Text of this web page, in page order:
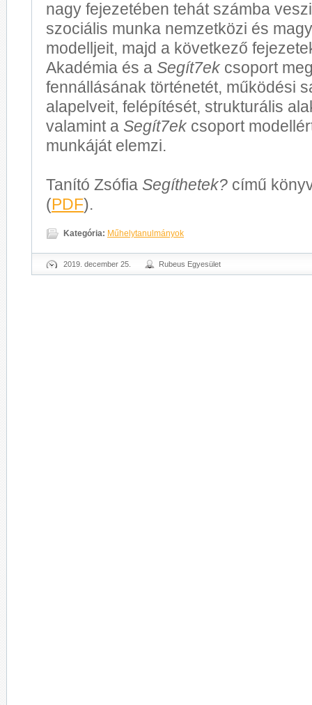
nagy fejezetében tehát számba
szociális munka nemzetközi és
modelljeit, majd a következő
Akadémia és a Segít7ek csoport
fennállásának történetét, működési
alapelveit, felépítését, strukturális
valamint a Segít7ek csoport
munkáját elemzi.
Tanító Zsófia Segíthetek? című
(PDF).
Kategória: Műhelytanulmányok
2019. december 25. Rubeus Egyesület